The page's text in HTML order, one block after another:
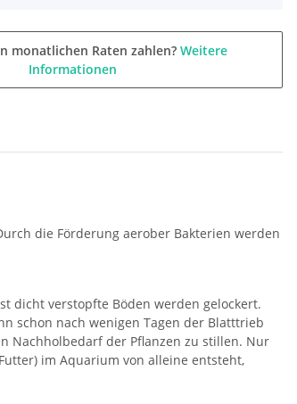
monatlichen Raten zahlen? Weitere
Informationen
die Förderung aerober Bakterien werden
dicht verstopfte Böden werden gelockert.
schon nach wenigen Tagen der Blatttrieb
Nachholbedarf der Pflanzen zu stillen. Nur
im Aquarium von alleine entsteht,